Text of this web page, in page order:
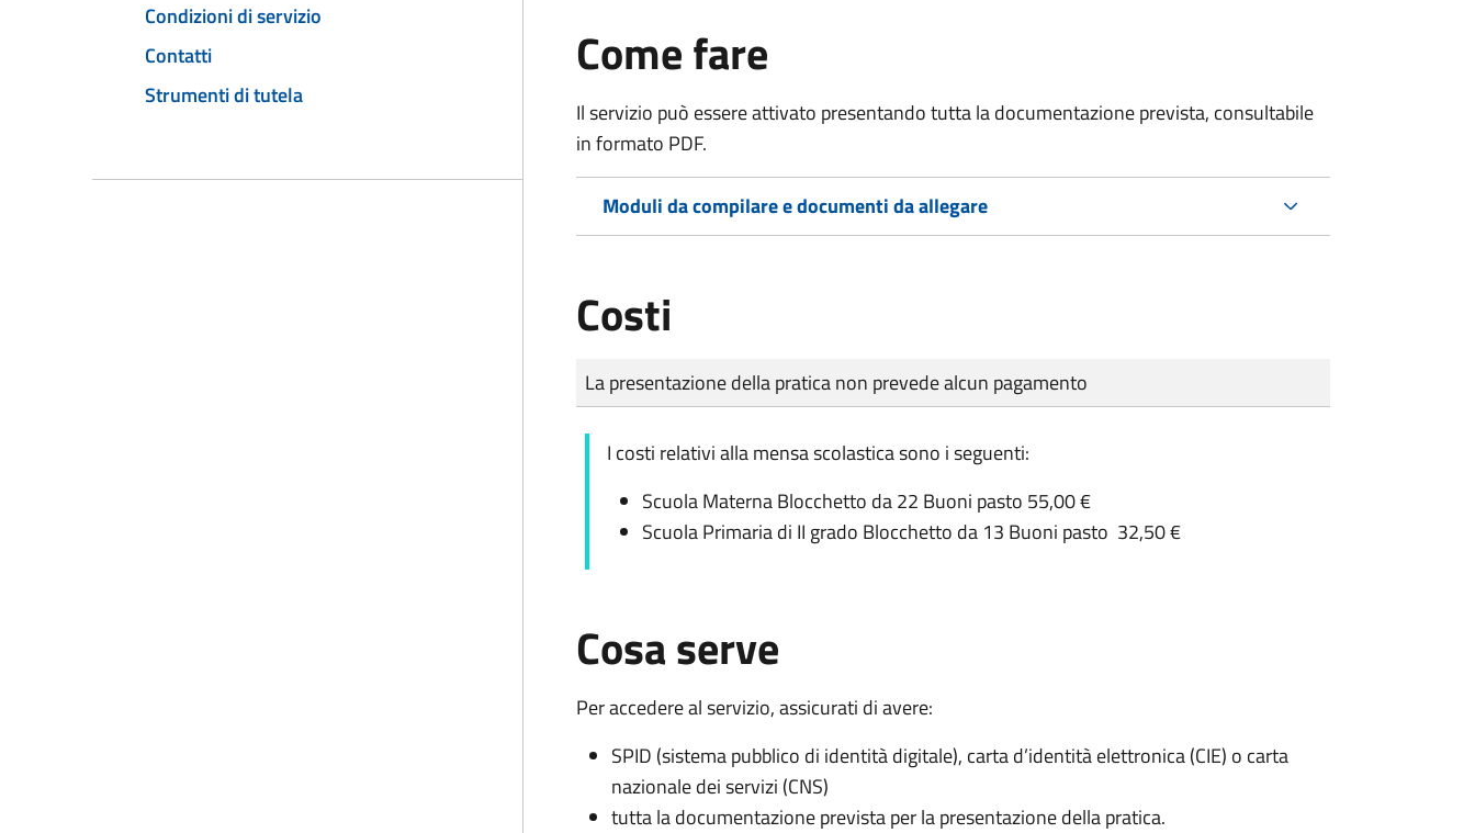
Condizioni di servizio
Contatti
Strumenti di tutela
Come fare
Il servizio può essere attivato presentando tutta la documentazione prevista, consultabile
in formato PDF.
Moduli da compilare e documenti da allegare
Costi
Tipo di pagamento
Importo
La presentazione della pratica non prevede alcun pagamento
I costi relativi alla mensa scolastica sono i seguenti:
Scuola Materna Blocchetto da 22 Buoni pasto 55,00 €
Scuola Primaria di II grado Blocchetto da 13 Buoni pasto 32,50 €
Cosa serve
Per accedere al servizio, assicurati di avere:
SPID (sistema pubblico di identità digitale), carta d’identità elettronica (CIE) o carta
nazionale dei servizi (CNS)
tutta la documentazione prevista per la presentazione della pratica.